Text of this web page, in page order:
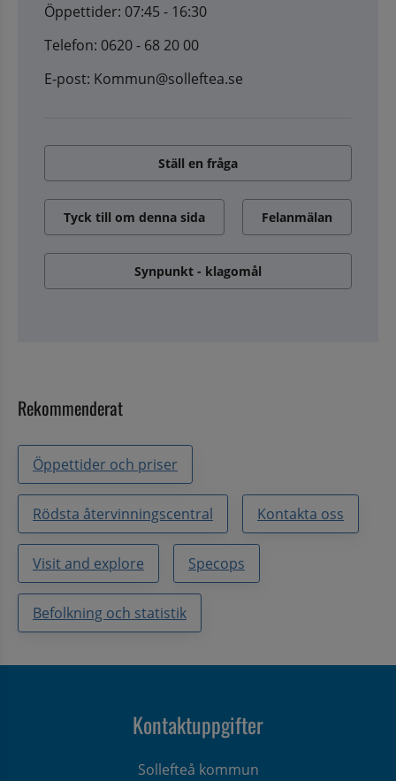
Öppettider: 07:45 - 16:30
Telefon: 0620 - 68 20 00
E-post: Kommun@solleftea.se
Ställ en fråga
Tyck till om denna sida Felanmälan
Synpunkt - klagomål
Rekommenderat
Öppettider och priser
Rödsta återvinningscentral Kontakta oss
Visit and explore Specops
Befolkning och statistik
Kontaktuppgifter
Sollefteå kommun